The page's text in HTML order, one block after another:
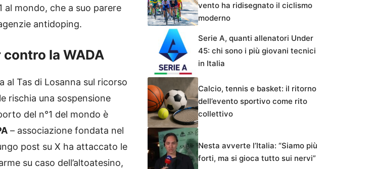
al mondo, che a suo parere
antidoping.
la WADA
al Tas di Losanna sul ricorso
rischia una sospensione
del n°1 del mondo è
– associazione fondata nel
post su X ha attaccato le
su caso dell’altoatesino,
vento ha ridisegnato il ciclismo
moderno
Serie A, quanti allenatori Under
45: chi sono i più giovani tecnici
in Italia
Calcio, tennis e basket: il ritorno
dell’evento sportivo come rito
collettivo
Nesta avverte l’Italia: “Siamo più
forti, ma si gioca tutto sui nervi”